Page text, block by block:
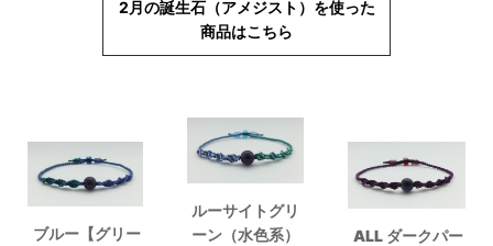
2月の誕生石（アメジスト）を使った
商品はこちら
ブルー【グリー
ルーサイトグリ
ーン（水色系）
ALL ダークパー